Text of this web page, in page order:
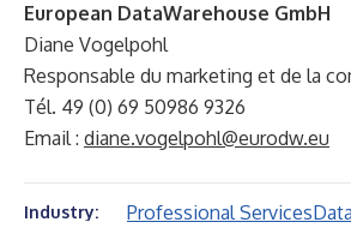
European DataWarehouse GmbH
Diane Vogelpohl
Responsable du marketing et de la
Tél. 49 (0) 69 50986 9326
Email : diane.vogelpohl@eurodw.eu
Industry: Professional Services